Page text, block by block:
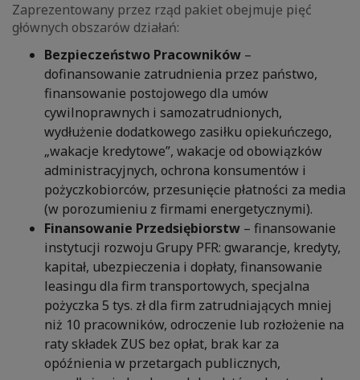
Zaprezentowany przez rząd pakiet obejmuje pięć
głównych obszarów działań:
Bezpieczeństwo Pracowników –
dofinansowanie zatrudnienia przez państwo,
finansowanie postojowego dla umów
cywilnoprawnych i samozatrudnionych,
wydłużenie dodatkowego zasiłku opiekuńczego,
„wakacje kredytowe”, wakacje od obowiązków
administracyjnych, ochrona konsumentów i
pożyczkobiorców, przesunięcie płatności za media
(w porozumieniu z firmami energetycznymi).
Finansowanie Przedsiębiorstw – finansowanie
instytucji rozwoju Grupy PFR: gwarancje, kredyty,
kapitał, ubezpieczenia i dopłaty, finansowanie
leasingu dla firm transportowych, specjalna
pożyczka 5 tys. zł dla firm zatrudniających mniej
niż 10 pracowników, odroczenie lub rozłożenie na
raty składek ZUS bez opłat, brak kar za
opóźnienia w przetargach publicznych,